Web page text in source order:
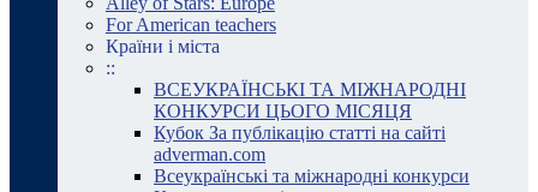
For American teachers
Країни і міста
::
ВСЕУКРАЇНСЬКІ ТА МІЖНАРОДНІ
КОНКУРСИ ЦЬОГО МІСЯЦЯ
Кубок За публікацію статті на сайті
adverman.com
Всеукраїнські та міжнародні конкурси